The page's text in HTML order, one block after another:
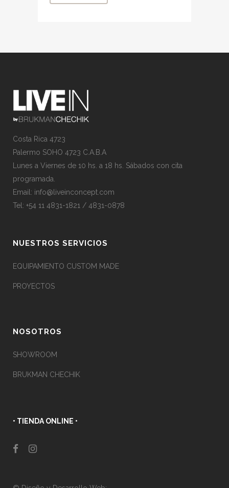
Costa Rica 4723
Palermo SOHO 4723 C.A.B.A
Lunes a Viernes de 10 hs. a 18 hs. Sábados con cita
programada.
Email: info@liveinconcept.com
Tel: +54 11 4831-1821 / 4831-0878
NUESTROS SERVICIOS
EQUIPAMIENTO CUSTOM MADE
PROYECTOS
NOSOTROS
SHOWROOM
BRUKMAN CHECHIK
• TIENDA ONLINE •